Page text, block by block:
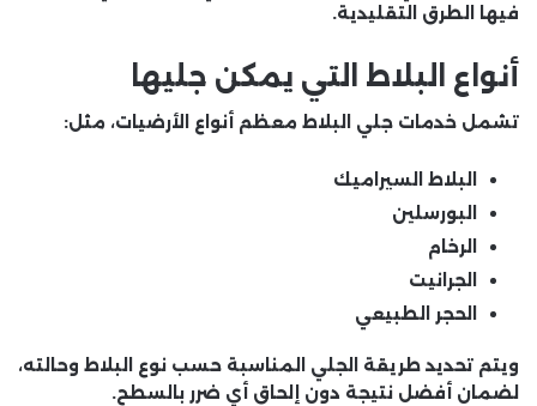
فيها الطرق التقليدية.
أنواع البلاط التي يمكن جليها
تشمل خدمات جلي البلاط معظم أنواع الأرضيات، مثل:
البلاط السيراميك
البورسلين
الرخام
الجرانيت
الحجر الطبيعي
ويتم تحديد طريقة الجلي المناسبة حسب نوع البلاط وحالته،
لضمان أفضل نتيجة دون إلحاق أي ضرر بالسطح.